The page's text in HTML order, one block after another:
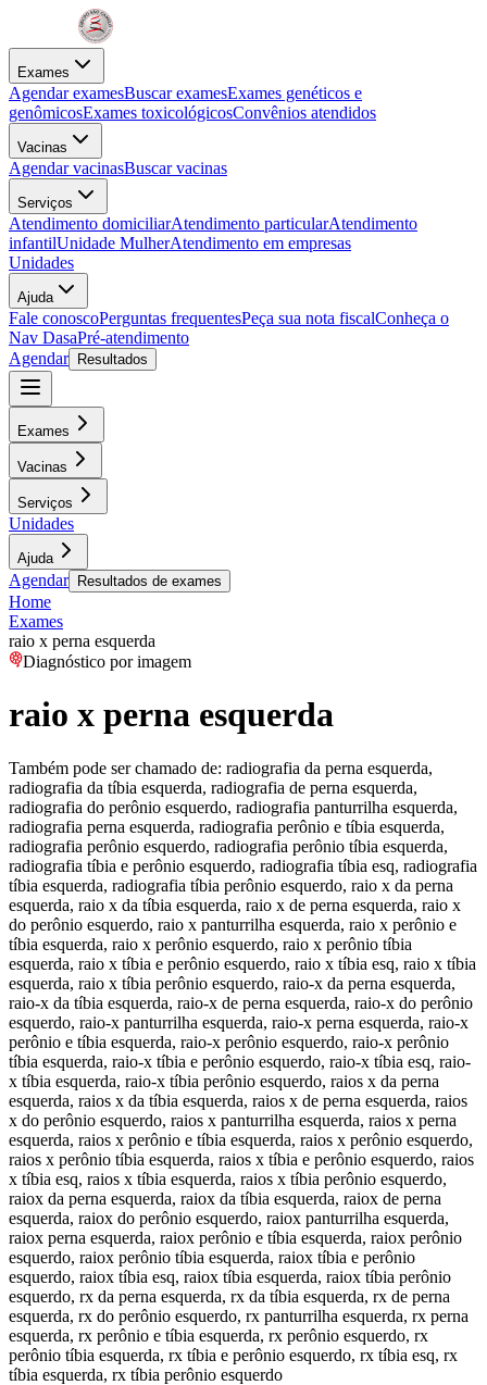
Exames
Agendar examesBuscar examesExames genéticos e
genômicosExames toxicológicosConvênios atendidos
Vacinas
Agendar vacinasBuscar vacinas
Serviços
Atendimento domiciliarAtendimento particularAtendimento
infantilUnidade MulherAtendimento em empresas
Unidades
Ajuda
Fale conoscoPerguntas frequentesPeça sua nota fiscalConheça o
Nav DasaPré-atendimento
Agendar
Resultados
Exames
Vacinas
Serviços
Unidades
Ajuda
Agendar Resultados de exames
Home
Exames
raio x perna esquerda
Diagnóstico por imagem
raio x perna esquerda
Também pode ser chamado de: radiografia da perna esquerda,
radiografia da tíbia esquerda, radiografia de perna esquerda,
radiografia do perônio esquerdo, radiografia panturrilha esquerda,
radiografia perna esquerda, radiografia perônio e tíbia esquerda,
radiografia perônio esquerdo, radiografia perônio tíbia esquerda,
radiografia tíbia e perônio esquerdo, radiografia tíbia esq, radiografia
tíbia esquerda, radiografia tíbia perônio esquerdo, raio x da perna
esquerda, raio x da tíbia esquerda, raio x de perna esquerda, raio x
do perônio esquerdo, raio x panturrilha esquerda, raio x perônio e
tíbia esquerda, raio x perônio esquerdo, raio x perônio tíbia
esquerda, raio x tíbia e perônio esquerdo, raio x tíbia esq, raio x tíbia
esquerda, raio x tíbia perônio esquerdo, raio-x da perna esquerda,
raio-x da tíbia esquerda, raio-x de perna esquerda, raio-x do perônio
esquerdo, raio-x panturrilha esquerda, raio-x perna esquerda, raio-x
perônio e tíbia esquerda, raio-x perônio esquerdo, raio-x perônio
tíbia esquerda, raio-x tíbia e perônio esquerdo, raio-x tíbia esq, raio-
x tíbia esquerda, raio-x tíbia perônio esquerdo, raios x da perna
esquerda, raios x da tíbia esquerda, raios x de perna esquerda, raios
x do perônio esquerdo, raios x panturrilha esquerda, raios x perna
esquerda, raios x perônio e tíbia esquerda, raios x perônio esquerdo,
raios x perônio tíbia esquerda, raios x tíbia e perônio esquerdo, raios
x tíbia esq, raios x tíbia esquerda, raios x tíbia perônio esquerdo,
raiox da perna esquerda, raiox da tíbia esquerda, raiox de perna
esquerda, raiox do perônio esquerdo, raiox panturrilha esquerda,
raiox perna esquerda, raiox perônio e tíbia esquerda, raiox perônio
esquerdo, raiox perônio tíbia esquerda, raiox tíbia e perônio
esquerdo, raiox tíbia esq, raiox tíbia esquerda, raiox tíbia perônio
esquerdo, rx da perna esquerda, rx da tíbia esquerda, rx de perna
esquerda, rx do perônio esquerdo, rx panturrilha esquerda, rx perna
esquerda, rx perônio e tíbia esquerda, rx perônio esquerdo, rx
perônio tíbia esquerda, rx tíbia e perônio esquerdo, rx tíbia esq, rx
tíbia esquerda, rx tíbia perônio esquerdo